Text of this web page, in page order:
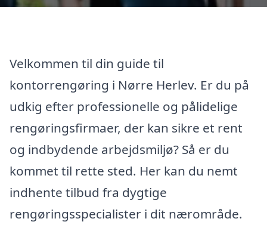
Velkommen til din guide til
kontorrengøring i Nørre Herlev. Er du på
udkig efter professionelle og pålidelige
rengøringsfirmaer, der kan sikre et rent
og indbydende arbejdsmiljø? Så er du
kommet til rette sted. Her kan du nemt
indhente tilbud fra dygtige
rengøringsspecialister i dit nærområde.